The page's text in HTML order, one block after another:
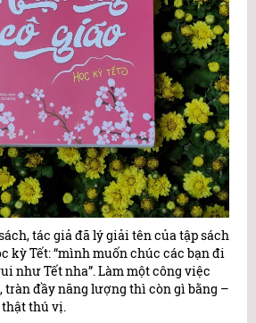
tác giả đã lý giải tên của tập sách
kỳ Tết: “mình muốn chúc các bạn đi
như Tết nha”. Làm một công việc
tràn đầy năng lượng thì còn gì bằng –
thú vị.